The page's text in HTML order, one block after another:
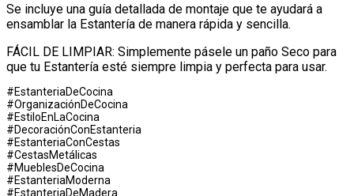
Se incluye una guía detallada de montaje que te ayudará a
ensamblar la Estantería de manera rápida y sencilla.
FÁCIL DE LIMPIAR: Simplemente pásele un paño Seco para
que tu Estantería esté siempre limpia y perfecta para usar.
#EstanteriaDeCocina
#OrganizaciónDeCocina
#EstiloEnLaCocina
#DecoraciónConEstanteria
#EstanteriaConCestas
#CestasMetálicas
#MueblesDeCocina
#EstanteriaModerna
#EstanteriaDeMadera